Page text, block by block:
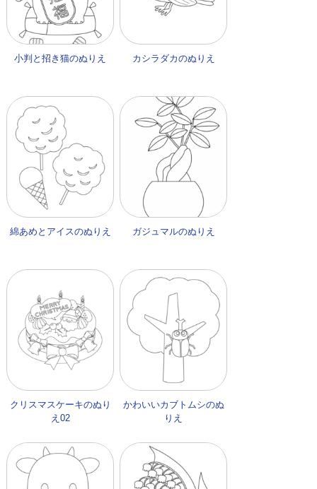
小判と招き猫のぬりえ カシラダカのぬりえ
綿あめとアイスのぬりえ ガジュマルのぬりえ
クリスマスケーキのぬり
え02
かわいいカブトムシのぬ
りえ